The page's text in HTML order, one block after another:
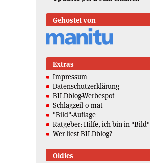
Gehostet von
Extras
Impressum
Datenschutzerklärung
BILDblog-Werbespot
Schlagzeil-o-mat
"Bild"-Auflage
Ratgeber: Hilfe, ich bin in "Bild"
Wer liest BILDblog?
Oldies